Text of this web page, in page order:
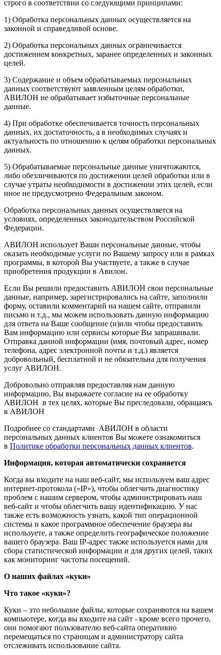
строго в соответствии со следующими принципами:
1) Обработка персональных данных осуществляется на
законной и справедливой основе.
2) Обработка персональных данных ограничивается
достижением конкретных, заранее определенных и законных
целей.
3) Содержание и объем обрабатываемых персональных
данных соответствуют заявленным целям обработки,
АВИЛОН не обрабатывает избыточные персональные
данные.
4) При обработке обеспечивается точность персональных
данных, их достаточность, а в необходимых случаях и
актуальность по отношению к целям обработки персональных
данных.
5) Обрабатываемые персональные данные уничтожаются,
либо обезличиваются по достижении целей обработки или в
случае утраты необходимости в достижении этих целей, если
иное не предусмотрено Федеральным законом.
Обработка персональных данных осуществляется на
условиях, определенных законодательством Российской
Федерации.
АВИЛОН использует Ваши персональные данные, чтобы
оказать необходимые услуги по Вашему запросу или в рамках
программы, в которой Вы участвуете, а также в случае
приобретения продукции в Авилон.
Если Вы решили предоставить АВИЛОН свои персональные
данные, например, зарегистрировались на сайте, заполнили
форму, оставили комментарий на нашем сайте, отправили
письмо и т.д., мы можем использовать данную информацию
для ответа на Ваше сообщение (и)или чтобы предоставить
Вам информацию или сервисы которые Вы запрашивали.
Отправка данной информации (имя, почтовый адрес, номер
телефона, адрес электронной почты и т.д.) является
добровольный, бесплатной и не обязательна для получения
услуг АВИЛОН.
Добровольно отправляя предоставляя нам данную
информацию, Вы выражаете согласие на ее обработку
АВИЛОН в тех целях, которые Вы преследовали, обращаясь
в АВИЛОН
Подробнее со стандартами АВИЛОН в области
персональных данных клиентов Вы можете ознакомиться
в Политике обработки персональных данных клиентов.
Информация, которая автоматически сохраняется
Когда вы входите на наш веб-сайт, мы используем ваш адрес
интернет-протокола («IP»), чтобы облегчить диагностику
проблем с нашим сервером, чтобы администрировать наш
веб-сайт и чтобы облегчить вашу идентификацию. У нас
также есть возможность узнать, какой тип операционной
системы и какое программное обеспечение браузера вы
используете, а также определить географическое положение
вашего браузера. Ваш IP-адрес также используется нами для
сбора статистической информации и для других целей, таких
как мониторинг частоты посещений.
О наших файлах «куки»
Что такое «куки»?
Куки – это небольшие файлы, которые сохраняются на вашем
компьютере, когда вы входите на сайт - кроме всего прочего,
они помогают пользователю веб-сайта оперативно
перемещаться по страницам и администратору сайта
отслеживать использование сайта.